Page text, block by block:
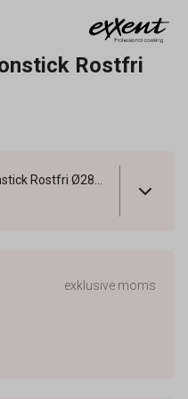
Rostfri
exklusive moms